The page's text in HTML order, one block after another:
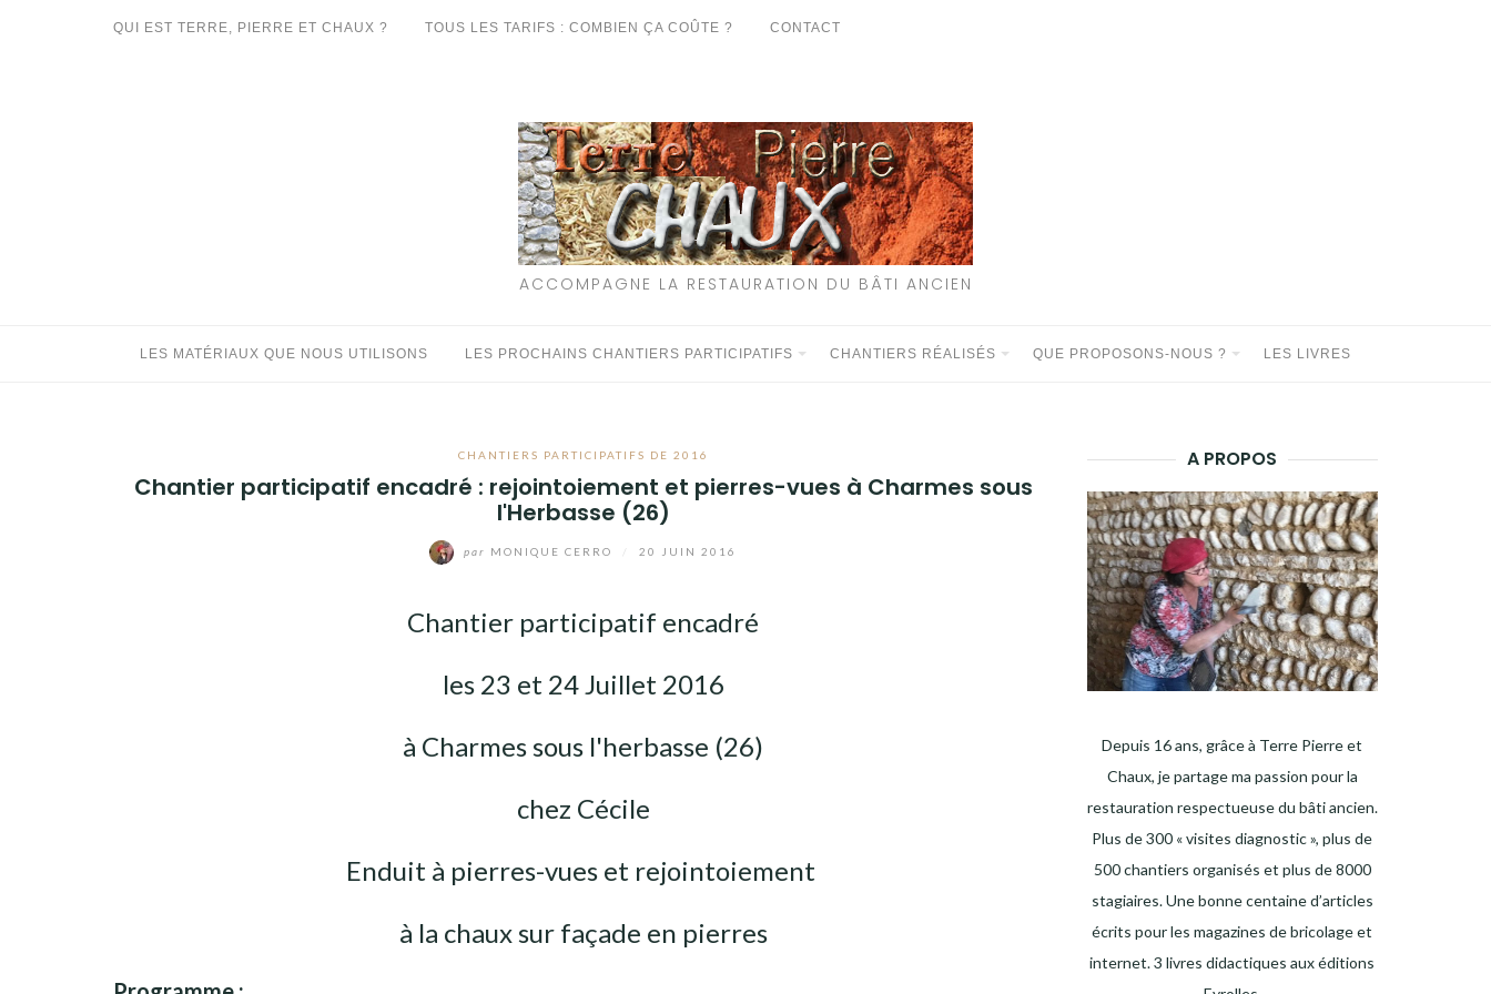
QUI EST TERRE, PIERRE ET CHAUX ? TOUS LES TARIFS : COMBIEN ÇA COÛTE ? CONTACT
ACCOMPAGNE LA RESTAURATION DU BÂTI ANCIEN
LES MATÉRIAUX QUE NOUS UTILISONS LES PROCHAINS CHANTIERS PARTICIPATIFS CHANTIERS RÉALISÉS QUE PROPOSONS-NOUS ? LES LIVRES
CHANTIERS PARTICIPATIFS DE 2016
Chantier participatif encadré : rejointoiement et pierres-vues à Charmes sous
l'Herbasse (26)
par MONIQUE CERRO 20 JUIN 2016
Chantier participatif encadré
les 23 et 24 Juillet 2016
à Charmes sous l'herbasse (26)
chez Cécile
Enduit à pierres-vues et rejointoiement
à la chaux sur façade en pierres
A PROPOS
Depuis 16 ans, grâce à Terre Pierre et
Chaux, je partage ma passion pour la
restauration respectueuse du bâti ancien.
Plus de 300 « visites diagnostic », plus de
500 chantiers organisés et plus de 8000
stagiaires. Une bonne centaine d’articles
écrits pour les magazines de bricolage et
internet. 3 livres didactiques aux éditions